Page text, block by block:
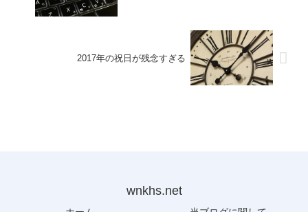
2017年の祝日が残念すぎる
wnkhs.net